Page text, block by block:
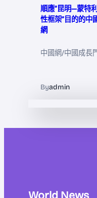
順應“昆明—蒙特
性框架”目的的中
網
中國網/中國成長
Byadmin